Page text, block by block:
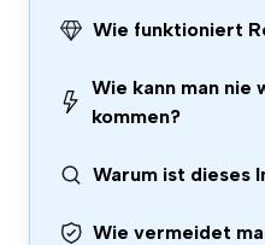
Wie funktioniert
Wie kann man nie
kommen?
Warum ist dieses
Wie vermeidet